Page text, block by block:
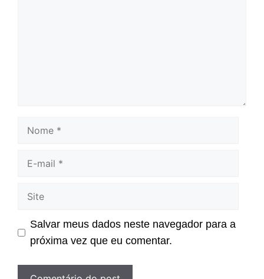
Nome
Site
Salvar meus dados neste navegador para a
próxima vez que eu comentar.